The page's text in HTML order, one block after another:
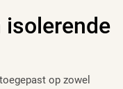
isolerende
op zowel